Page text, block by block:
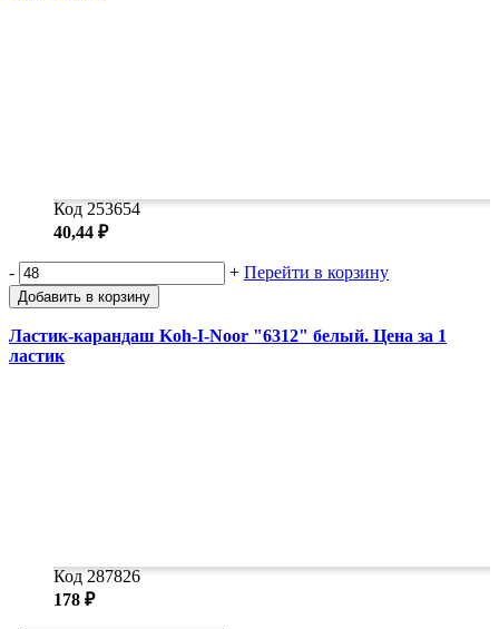
Код 253654
40,44 ₽
- + Перейти в корзину
Добавить в корзину
Ластик-карандаш Koh-I-Noor "6312" белый. Цена за 1
ластик
Код 287826
178 ₽